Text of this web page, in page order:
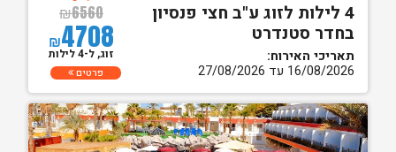
4 לילות לזוג ע"ב חצי פנסיון
בחדר סטנדרט
תאריכי האירוח:
16/08/2026 עד 27/08/2026
₪6560
₪4708
זוג, ל-4 לילות
פרטים